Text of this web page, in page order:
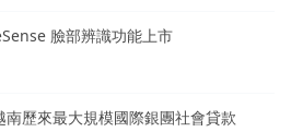
臉部辨識功能上市
南歷來最大規模國際銀團社會貸款